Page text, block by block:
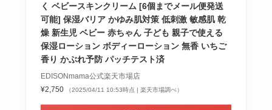
く ベビースキンクリーム [6個までメール便発送
可能] 保湿バリア かゆみ肌対策 低刺激 敏感肌 乾
燥 新生児 ベビー 赤ちゃん 子ども 親子で使える
保湿ローション ボディーローション 無香 いちご
香り かぶれ予防 パッチテスト済
EDISONmama公式楽天市場店
¥2,750
（2025/04/11 10:53時点 | 楽天市場調べ）